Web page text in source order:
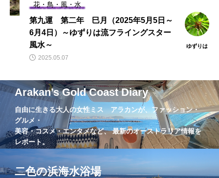
花・鳥・風・水
第九運 第二年 巳月（2025年5月5日～
6月4日）～ゆずりは流フライングスター
風水～
ゆずりは
2025.05.07
Arakan’s Gold Coast Diary
自由に生きる大人の女性ミス アラカンが、ファッション・
グルメ・
美容・コスメ・エンタメなど、 最新のオーストラリア情報を
レポート。
二色の浜海水浴場